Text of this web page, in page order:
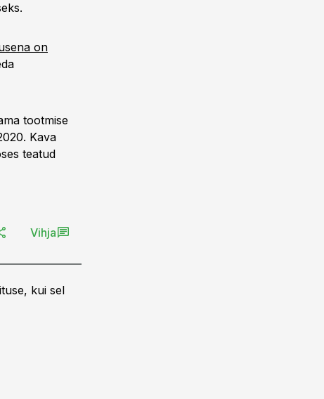
on
tootmise
Kava
teatud
Vihja
kui sel